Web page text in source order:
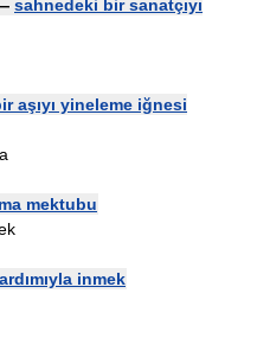
sahnedeki bir sanatçıyı
aşıyı yineleme iğnesi
mektubu
inmek